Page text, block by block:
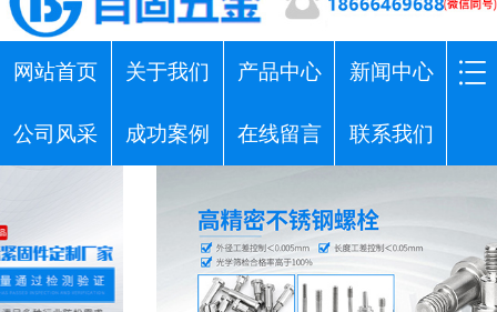
网站首页 关于我们 产品中心 新闻中心
公司风采 成功案例 在线留言 联系我们